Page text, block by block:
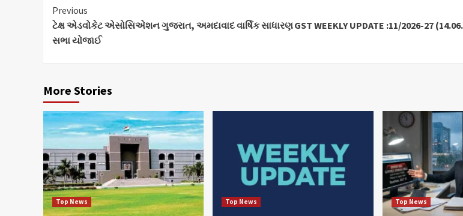
Continue
Reading
Previous
ટેક્ષ એડવોકેટ એસોસિએશન ગુજરાત, અમદાવાદ વાર્ષિક સાધારણ
સભા યોજાઈ
GST WEEKLY UPDATE :11/2026-27
More Stories
Top News Top News Top News